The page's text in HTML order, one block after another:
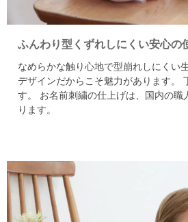
ふんわり型くずれしにくい安心の
なめらかな触り心地で型崩れしにくい
デザインだからこそ魅力があります。
す。
お名前刺繍の仕上げは、国内の職
ります。